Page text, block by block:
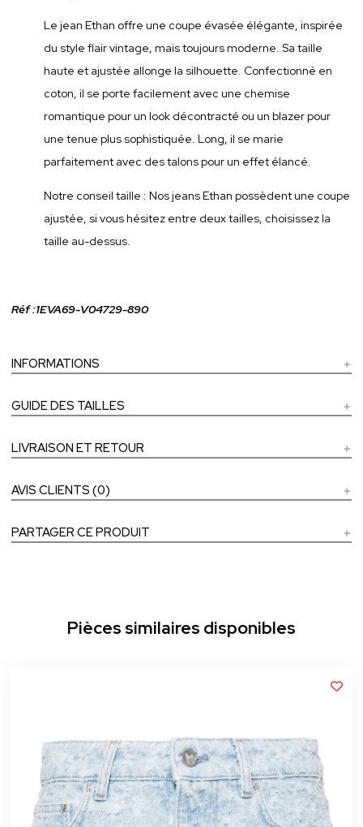
Le jean Ethan offre une coupe évasée élégante, inspirée
du style flair vintage, mais toujours moderne. Sa taille
haute et ajustée allonge la silhouette. Confectionné en
coton, il se porte facilement avec une chemise
romantique pour un look décontracté ou un blazer pour
une tenue plus sophistiquée. Long, il se marie
parfaitement avec des talons pour un effet élancé.
Notre conseil taille : Nos jeans Ethan possèdent une coupe
ajustée, si vous hésitez entre deux tailles, choisissez la
taille au-dessus.
Réf :1EVA69-V04729-890
INFORMATIONS
GUIDE DES TAILLES
LIVRAISON ET RETOUR
AVIS CLIENTS (0)
PARTAGER CE PRODUIT
Pièces similaires disponibles